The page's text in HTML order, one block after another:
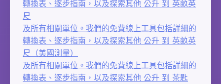
轉換表、逐步指南，以及探索其他 公升 到 英畝英
尺
及所有相關單位。我們的免費線上工具包括詳細的
轉換表、逐步指南，以及探索其他 公升 到 英畝英
尺（美國測量）
及所有相關單位。我們的免費線上工具包括詳細的
轉換表、逐步指南，以及探索其他 公升 到 茶匙